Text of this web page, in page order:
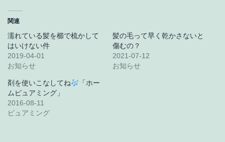
関連
濡れている髪を櫛で梳かして
はいけない件
2019-04-01
お知らせ
髪の毛って早く乾かさないと
傷むの？
2021-07-12
お知らせ
剤を使いこなしてね
「ホー
ムピュアミング」
2016-08-11
ピュアミング